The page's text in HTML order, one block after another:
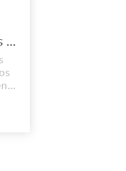
Cabeceras en Barrios Unidos